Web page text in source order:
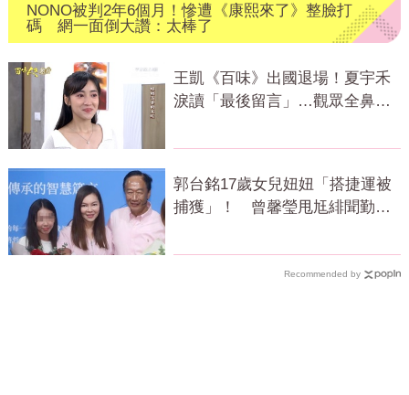
NONO被判2年6個月！慘遭《康熙來了》整臉打
碼 網一面倒大讚：太棒了
王凱《百味》出國退場！夏宇禾
淚讀「最後留言」…觀眾全鼻
郭台銘17歲女兒妞妞「搭捷運被
捕獲」！ 曾馨瑩甩尪緋聞勤練
Recommended by